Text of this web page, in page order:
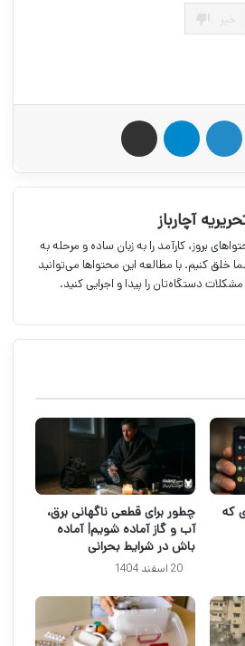
لینکدین تلگرام
آچارباز
بروز، کارآمد را به زبان ساده و مرحله به
خلق کنیم. با مطالعه این محتواها می‌توانید
دستگاه‌تان را پیدا و اجرایی کنید.
که
چطور برای قطعی ناگهانی برق،
آب و گاز آماده شویم| آماده
باش در شرایط بحرانی
20 اسفند 1404